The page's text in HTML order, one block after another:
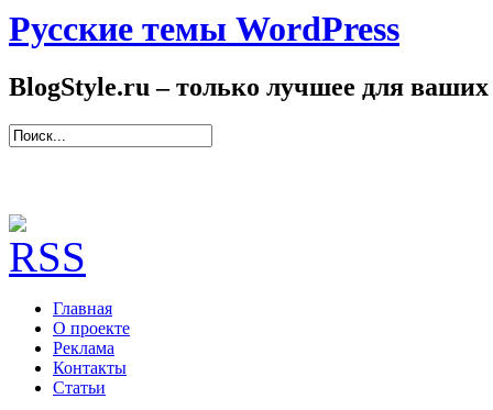
Русские темы WordPress
BlogStyle.ru – только лучшее для ваших
Главная
О проекте
Реклама
Контакты
Статьи